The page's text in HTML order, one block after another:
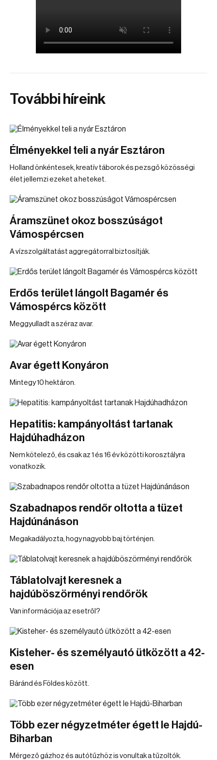
További híreink
Élményekkel teli a nyár Esztáron
Holland önkéntesek, kreatív táborok és pezsgő közösségi
élet jellemzi ezeket a heteket.
Áramszünet okoz bosszúságot
Vámospércsen
A vízszolgáltatást aggregátorral biztosítják.
Erdős terület lángolt Bagamér és
Vámospércs között
Meggyulladt a széraz avar.
Avar égett Konyáron
Mintegy 10 hektáron.
Hepatitis: kampányoltást tartanak
Hajdúhadházon
Nem kötelező, és csak az 1 és 16 év közötti korosztályra
vonatkozik.
Szabadnapos rendőr oltotta a tüzet
Hajdúnánáson
Megakadályozta, hogy nagyobb baj történjen.
Táblatolvajt keresnek a
hajdúböszörményi rendőrök
Van információja az esetről?
Kisteher- és személyautó ütközött a 42-
esen
Báránd és Földes között.
Több ezer négyzetméter égett le Hajdú-
Biharban
Mérgező gázhoz és autótűzhöz is vonultak a tűzoltók.